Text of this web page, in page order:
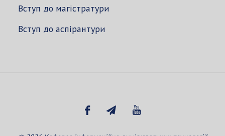
Вступ до магістратури
Вступ до аспірантури